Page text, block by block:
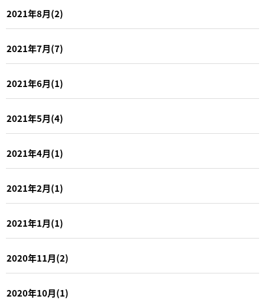
2021年8月(2)
2021年7月(7)
2021年6月(1)
2021年5月(4)
2021年4月(1)
2021年2月(1)
2021年1月(1)
2020年11月(2)
2020年10月(1)